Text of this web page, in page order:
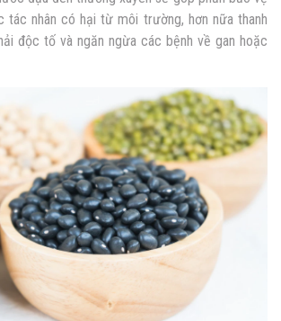
tác nhân có hại từ môi trường, hơn nữa thanh
độc tố và ngăn ngừa các bệnh về gan hoặc